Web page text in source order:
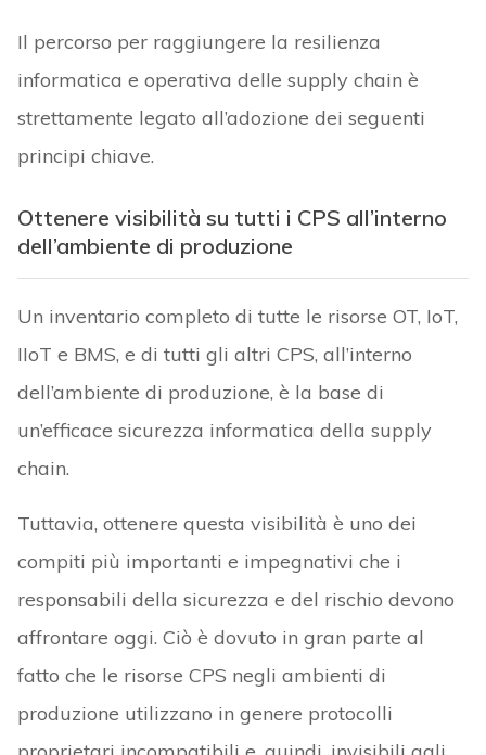
Il percorso per raggiungere la resilienza
informatica e operativa delle supply chain è
strettamente legato all’adozione dei seguenti
principi chiave.
Ottenere visibilità su tutti i CPS all’interno
dell’ambiente di produzione
Un inventario completo di tutte le risorse OT, IoT,
IIoT e BMS, e di tutti gli altri CPS, all’interno
dell’ambiente di produzione, è la base di
un’efficace sicurezza informatica della supply
chain.
Tuttavia, ottenere questa visibilità è uno dei
compiti più importanti e impegnativi che i
responsabili della sicurezza e del rischio devono
affrontare oggi. Ciò è dovuto in gran parte al
fatto che le risorse CPS negli ambienti di
produzione utilizzano in genere protocolli